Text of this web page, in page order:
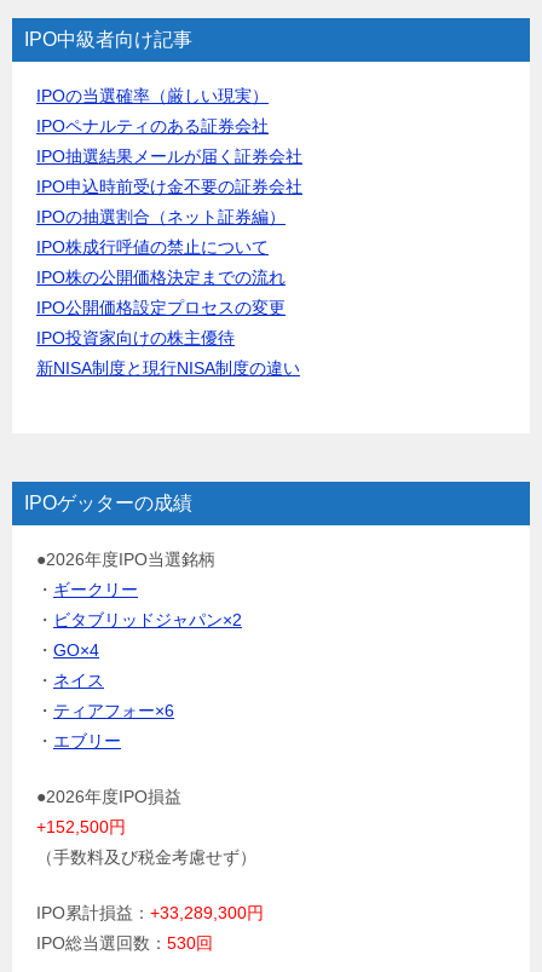
IPO中級者向け記事
IPOの当選確率（厳しい現実）
IPOペナルティのある証券会社
IPO抽選結果メールが届く証券会社
IPO申込時前受け金不要の証券会社
IPOの抽選割合（ネット証券編）
IPO株成行呼値の禁止について
IPO株の公開価格決定までの流れ
IPO公開価格設定プロセスの変更
IPO投資家向けの株主優待
新NISA制度と現行NISA制度の違い
IPOゲッターの成績
●2026年度IPO当選銘柄
・ ギークリー
・ ビタブリッドジャパン×2
・ GO×4
・ ネイス
・ ティアフォー×6
・ エブリー
●2026年度IPO損益
+152,500円
（手数料及び税金考慮せず）
IPO累計損益： +33,289,300円
IPO総当選回数： 530回